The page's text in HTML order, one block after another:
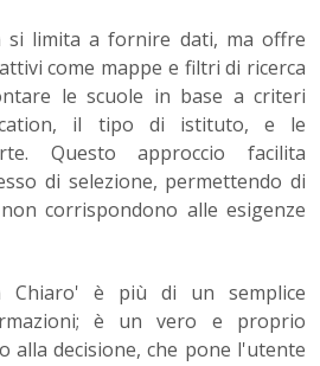
si limita a fornire dati, ma offre
come mappe e filtri di ricerca
le scuole in base a criteri
il tipo di istituto, e le
Questo approccio facilita
di selezione, permettendo di
corrispondono alle esigenze
Chiaro' è più di un semplice
è un vero e proprio
alla decisione, che pone l'utente